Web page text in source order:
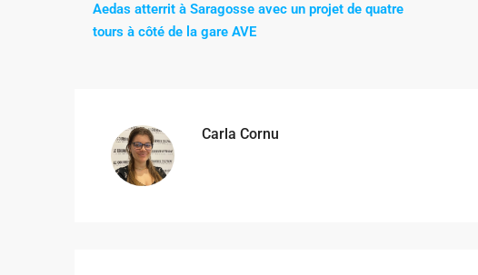
Aedas atterrit à Saragosse avec un projet de quatre
tours à côté de la gare AVE
Carla Cornu